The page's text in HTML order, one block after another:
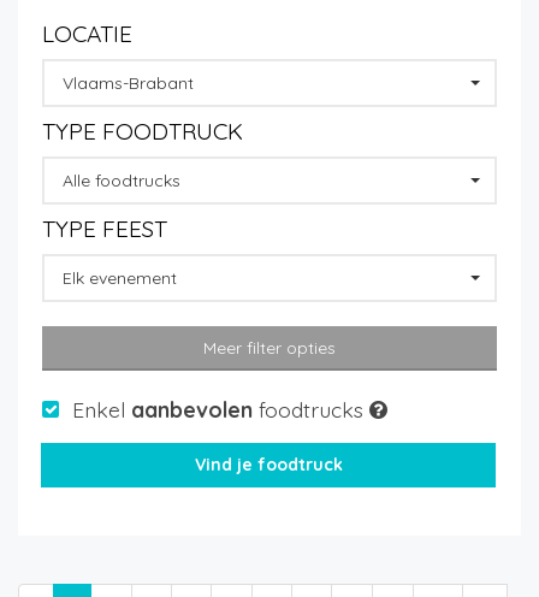
LOCATIE
Vlaams-Brabant
TYPE FOODTRUCK
Alle foodtrucks
TYPE FEEST
Elk evenement
Meer filter opties
Enkel aanbevolen foodtrucks